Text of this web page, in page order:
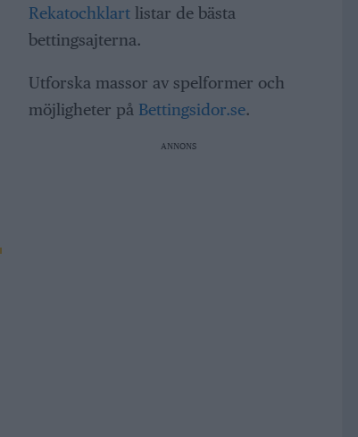
Rekatochklartlistar de bästa
bettingsajterna.
Utforska massor av spelformer och
möjligheter på Bettingsidor.se.
ANNONS